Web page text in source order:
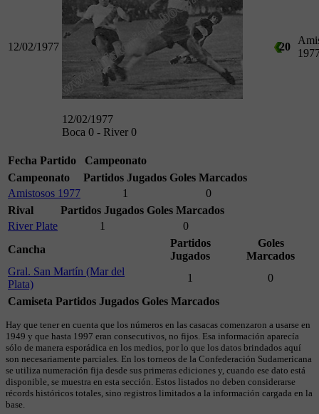
12/02/1977
12/02/1977
Boca 0 - River 0
20
Fecha Partido
Campeonato
Campeonato
Partidos Jugados Goles Marcados
Amistosos 1977
1
0
Rival
Partidos Jugados Goles Marcados
River Plate
1
0
Cancha
Partidos
Jugados
Goles
Marcados
Gral. San Martín (Mar del
Plata)
1
0
Camiseta Partidos Jugados Goles Marcados
Hay que tener en cuenta que los números en las casacas comenzaron a usarse en
1949 y que hasta 1997 eran consecutivos, no fijos. Esa información aparecía
sólo de manera esporádica en los medios, por lo que los datos brindados aquí
son necesariamente parciales. En los torneos de la Confederación Sudamericana
se utiliza numeración fija desde sus primeras ediciones y, cuando ese dato está
disponible, se muestra en esta sección. Estos listados no deben considerarse
récords históricos totales, sino registros limitados a la información cargada en la
base.